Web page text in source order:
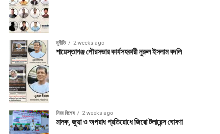
দূর্নীতি 2 weeks ago
শায়েস্তাগঞ্জ পৌরসভার কার্যসহকারী নুরুল ইসলাম বদলি
মিরর বিশেষ 2 weeks ago
মাদক, জুয়া ও অপরাধ প্রতিরোধে জিরো টলারেন্স ঘোষণা